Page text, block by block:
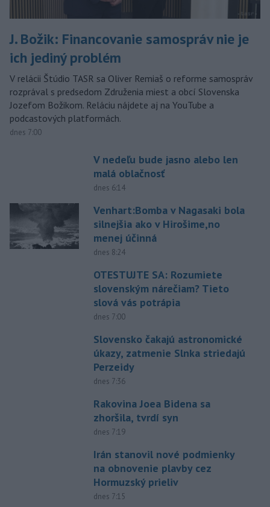
J. Božik: Financovanie samospráv nie je
ich jediný problém
V relácii Štúdio TASR sa Oliver Remiaš o reforme samospráv
rozprával s predsedom Združenia miest a obcí Slovenska
Jozefom Božikom. Reláciu nájdete aj na YouTube a
podcastových platformách.
dnes 7:00
V nedeľu bude jasno alebo len
malá oblačnosť
dnes 6:14
Venhart:Bomba v Nagasaki bola
silnejšia ako v Hirošime,no
menej účinná
dnes 8:24
OTESTUJTE SA: Rozumiete
slovenským nárečiam? Tieto
slová vás potrápia
dnes 7:00
Slovensko čakajú astronomické
úkazy, zatmenie Slnka striedajú
Perzeidy
dnes 7:36
Rakovina Joea Bidena sa
zhoršila, tvrdí syn
dnes 7:19
Irán stanovil nové podmienky
na obnovenie plavby cez
Hormuzský prieliv
dnes 7:15